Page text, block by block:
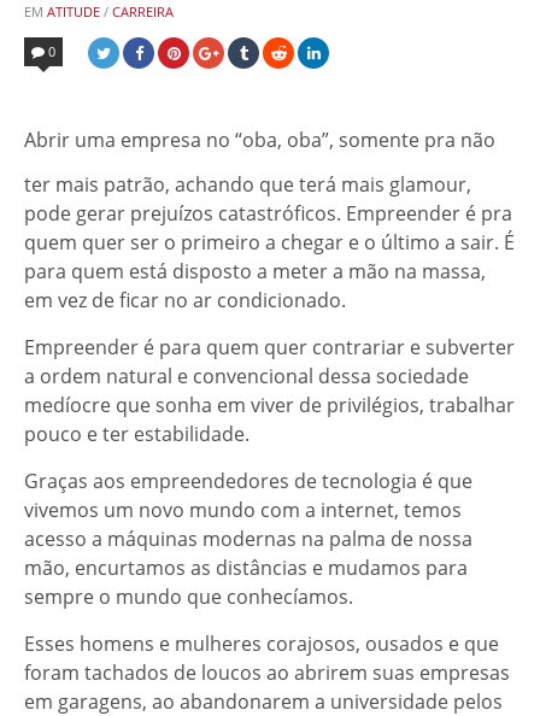
EM POSTED
IN
ATITUDE / CARREIRA
0
Abrir uma empresa no “oba, oba”, somente pra não
ter mais patrão, achando que terá mais glamour,
pode gerar prejuízos catastróficos. Empreender é pra
quem quer ser o primeiro a chegar e o último a sair. É
para quem está disposto a meter a mão na massa,
em vez de ficar no ar condicionado.
Empreender é para quem quer contrariar e subverter
a ordem natural e convencional dessa sociedade
medíocre que sonha em viver de privilégios, trabalhar
pouco e ter estabilidade.
Graças aos empreendedores de tecnologia é que
vivemos um novo mundo com a internet, temos
acesso a máquinas modernas na palma de nossa
mão, encurtamos as distâncias e mudamos para
sempre o mundo que conhecíamos.
Esses homens e mulheres corajosos, ousados e que
foram tachados de loucos ao abrirem suas empresas
em garagens, ao abandonarem a universidade pelos